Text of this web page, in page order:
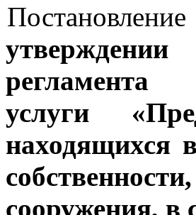
услуги
находящихся
сооружения, в